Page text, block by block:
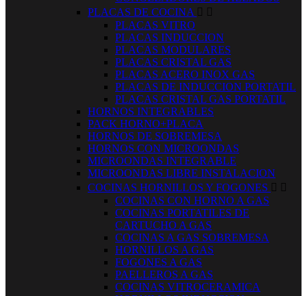
PLACAS DE COCINA  
PLACAS VITRO
PLACAS INDUCCION
PLACAS MODULARES
PLACAS CRISTAL GAS
PLACAS ACERO INOX GAS
PLACAS DE INDUCCION PORTATIL
PLACAS CRISTAL GAS PORTATIL
HORNOS INTEGRABLES
PACK HORNO+PLACA
HORNOS DE SOBREMESA
HORNOS CON MICROONDAS
MICROONDAS INTEGRABLE
MICROONDAS LIBRE INSTALACION
COCINAS HORNILLOS Y FOGONES  
COCINAS CON HORNO A GAS
COCINAS PORTATILES DE
CARTUCHO A GAS
COCINAS A GAS SOBREMESA
HORNILLOS A GAS
FOGONES A GAS
PAELLEROS A GAS
COCINAS VITROCERAMICA